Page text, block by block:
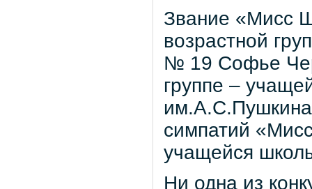
Звание «Мисс
возрастной
№ 19 Софье
группе –
им.А.С.Пушкина
симпатий
учащейся
Ни одна из